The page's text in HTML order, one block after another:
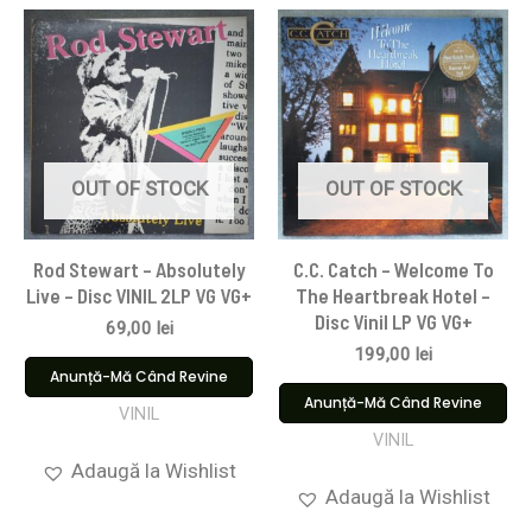
OUT OF STOCK
Rod Stewart – Absolutely
Live – Disc VINIL 2LP VG VG+
69,00 lei
Anunță-Mă Când Revine
VINIL
Adaugă la Wishlist
OUT OF STOCK
C.C. Catch – Welcome To
The Heartbreak Hotel –
Disc Vinil LP VG VG+
199,00 lei
Anunță-Mă Când Revine
VINIL
Adaugă la Wishlist